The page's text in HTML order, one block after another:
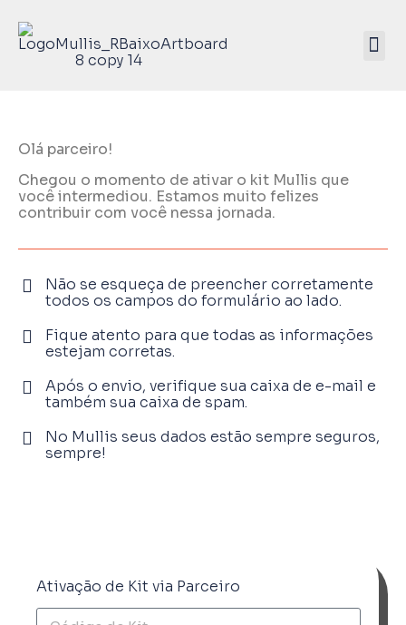
Olá parceiro!
Chegou o momento de ativar o kit Mullis que
você intermediou. Estamos muito felizes
contribuir com você nessa jornada.
Não se esqueça de preencher corretamente
todos os campos do formulário ao lado.
Fique atento para que todas as informações
estejam corretas.
Após o envio, verifique sua caixa de e-mail e
também sua caixa de spam.
No Mullis seus dados estão sempre seguros,
sempre!
Ativação de Kit via Parceiro